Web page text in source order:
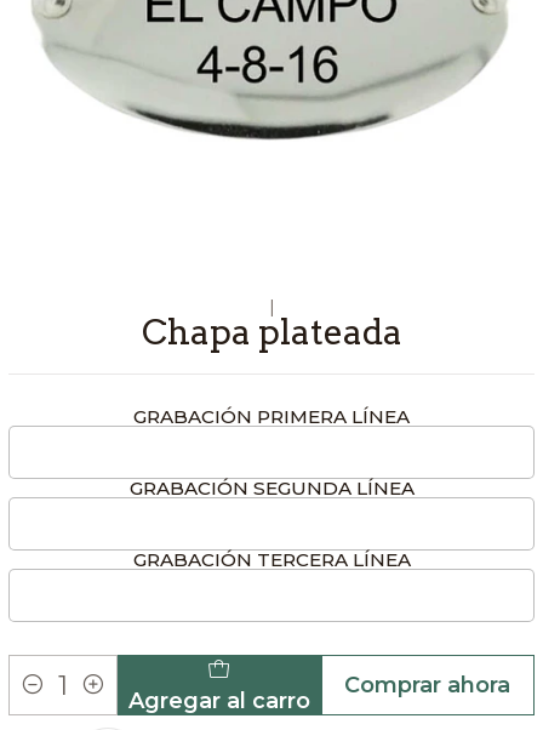
|
Chapa plateada
GRABACIÓN PRIMERA LÍNEA
GRABACIÓN SEGUNDA LÍNEA
GRABACIÓN TERCERA LÍNEA
Cantidad Agregar al carro
Comprar ahora